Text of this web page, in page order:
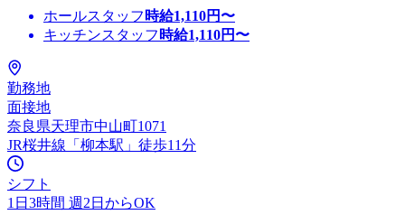
ホールスタッフ 時給1,110円〜
キッチンスタッフ 時給1,110円〜
勤務地
面接地
奈良県天理市中山町1071
JR桜井線「柳本駅」徒歩11分
シフト
1日3時間 週2日からOK